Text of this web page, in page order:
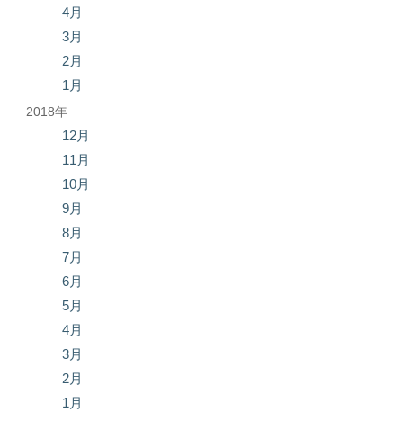
4月
3月
2月
1月
2018年
12月
11月
10月
9月
8月
7月
6月
5月
4月
3月
2月
1月